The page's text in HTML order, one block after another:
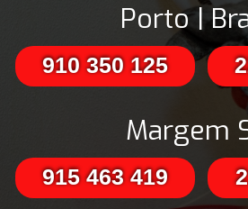
Porto |
910 350 125
Margem
915 463 419